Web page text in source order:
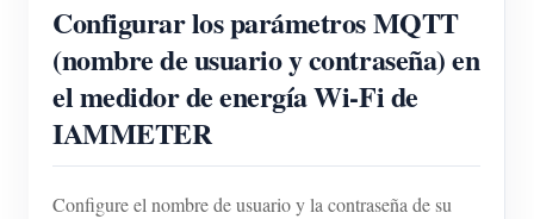
Configurar los parámetros MQTT
(nombre de usuario y contraseña) en
el medidor de energía Wi-Fi de
IAMMETER
Configure el nombre de usuario y la contraseña de su